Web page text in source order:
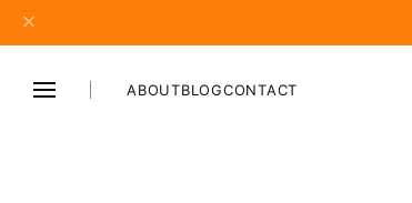
ABOUTBLOGCONTACT